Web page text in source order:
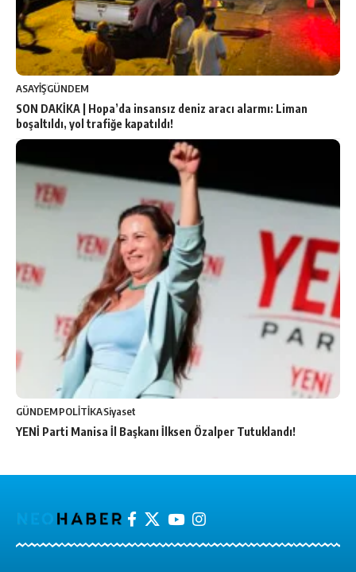
ASAYİŞGÜNDEM
SON DAKİKA | Hopa’da insansız deniz aracı alarmı: Liman
boşaltıldı, yol trafiğe kapatıldı!
GÜNDEMPOLİTİKASiyaset
YENİ Parti Manisa İl Başkanı İlksen Özalper Tutuklandı!